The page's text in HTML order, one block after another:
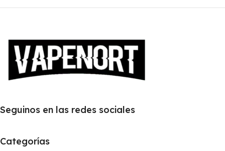
Seguinos en las redes sociales
Categorías